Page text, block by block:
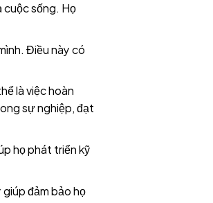
cuộc sống. Họ
Điều này có
là việc hoàn
sự nghiệp, đạt
họ phát triển kỹ
đảm bảo họ